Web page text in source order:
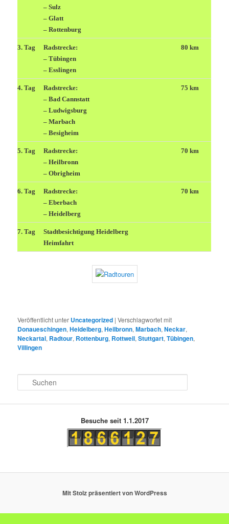
– Sulz
– Glatt
– Rottenburg
3. Tag
Radstrecke:
– Tübingen
– Esslingen
80 km
4. Tag
Radstrecke:
– Bad Cannstatt
– Ludwigsburg
– Marbach
– Besigheim
75 km
5. Tag
Radstrecke:
– Heilbronn
– Obrigheim
70 km
6. Tag
Radstrecke:
– Eberbach
– Heidelberg
70 km
7. Tag
Stadtbesichtigung Heidelberg
Heimfahrt
Veröffentlicht unter Uncategorized |Verschlagwortet mit
Donaueschingen,Heidelberg,Heilbronn,Marbach,Neckar,
Neckartal, Radtour, Rottenburg, Rottweil,Stuttgart,Tübingen,
Villingen
u
Besuche seit 1.1.2017
Mit Stolz präsentiert von WordPress